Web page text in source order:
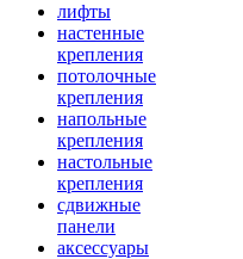
лифты
настенные
крепления
потолочные
крепления
напольные
крепления
настольные
крепления
сдвижные
панели
аксессуары